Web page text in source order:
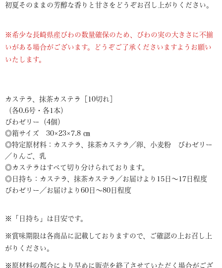
初夏そのままの芳醇な香りと甘さをどうぞお召し上がりください。
※希少な長崎県産びわの数量確保のため、びわの実の大きさに不揃
いがある場合がございます。どうぞご了承くださいますようお願い
いたします。
カステラ、抹茶カステラ［10切れ］
（各0.6号・各1本）
びわゼリー（4個）
◎箱サイズ 30×23×7.8 ㎝
◎特定原材料：カステラ、抹茶カステラ／卵、小麦粉 びわゼリー
／りんご、乳
◎カステラはすべて切り分けられております。
◎日持ち：カステラ、抹茶カステラ／お届けより15日～17日程度
びわゼリー／お届けより60日～80日程度
※「日持ち」は目安です。
※賞味期限は各商品に記載しておりますので、ご確認の上お召し上
がりください。
※原材料の都合により早めに販売を終了させていただく場合がござ